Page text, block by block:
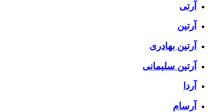
آرتی
آرتین
آرتین بهادری
آرتین سلیمانی
آردا
آرسام